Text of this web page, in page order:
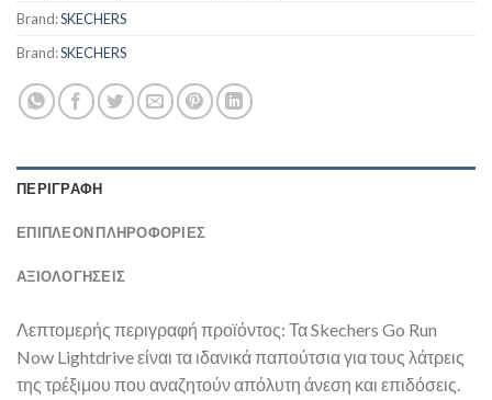
Brand:SKECHERS
Brand:SKECHERS
ΠΕΡΙΓΡΑΦΉ
ΕΠΙΠΛΈΟΝ ΠΛΗΡΟΦΟΡΊΕΣ
ΑΞΙΟΛΟΓΗΣΕΙΣ
Λεπτομερής περιγραφή προϊόντος: Τα Skechers Go Run
Now Lightdrive είναι τα ιδανικά παπούτσια για τους λάτρεις
της τρέξιμου που αναζητούν απόλυτη άνεση και επιδόσεις.